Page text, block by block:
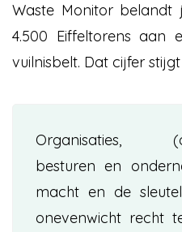
Waste Monitor belandt
4.500 Eiffeltorens aan
vuilnisbelt. Dat cijfer
Organisaties,
besturen en
macht en de
onevenwicht recht